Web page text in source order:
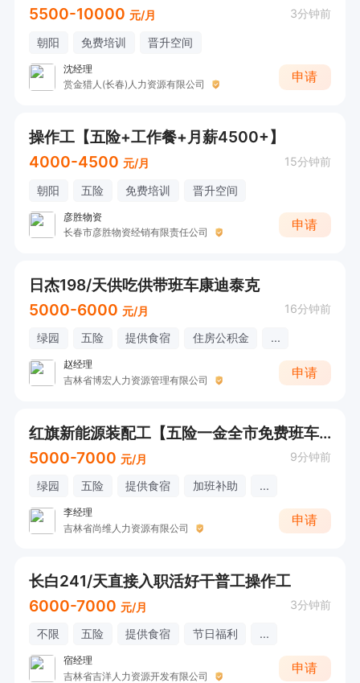
5500-10000 元/月 3分钟前
朝阳 免费培训 晋升空间
沈经理
赏金猎人(长春)人力资源有限公司
申请
操作工【五险+工作餐+月薪4500+】
4000-4500 元/月 15分钟前
朝阳 五险 免费培训 晋升空间
彦胜物资
长春市彦胜物资经销有限责任公司
申请
日杰198/天供吃供带班车康迪泰克
5000-6000 元/月 16分钟前
绿园 五险 提供食宿 住房公积金 ...
赵经理
吉林省博宏人力资源管理有限公司
申请
红旗新能源装配工【五险一金全市免费班车】
5000-7000 元/月 9分钟前
绿园 五险 提供食宿 加班补助 ...
李经理
吉林省尚维人力资源有限公司
申请
长白241/天直接入职活好干普工操作工
6000-7000 元/月 3分钟前
不限 五险 提供食宿 节日福利 ...
宿经理
吉林省吉洋人力资源开发有限公司
申请